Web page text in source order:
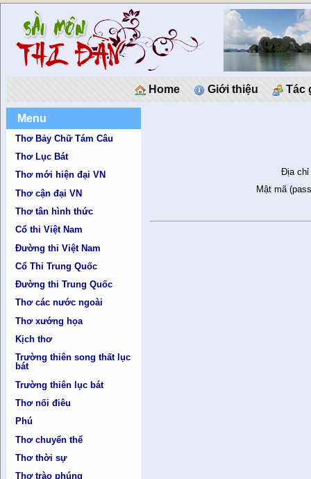
Home Giới thiệu Tác
Menu
Thơ Bảy Chữ Tám Câu
Thơ Lục Bát
Thơ mới hiện đại VN
Thơ cận đại VN
Thơ tân hình thức
Cổ thi Việt Nam
Đường thi Việt Nam
Cổ Thi Trung Quốc
Đường thi Trung Quốc
Thơ các nước ngoài
Thơ xướng họa
Kịch thơ
Trường thiên song thất lục
bát
Trường thiên lục bát
Thơ nối điêu
Phú
Thơ chuyển thể
Thơ thời sự
Thơ trào phúng
Địa chỉ
Mật mã